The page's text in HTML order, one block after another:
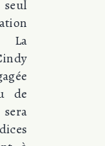
La
de